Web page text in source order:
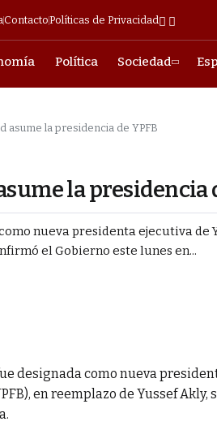
ContactoPolíticas de Privacidad
Política Sociedad
asume la presidencia de YPFB
la presidencia
nueva presidenta ejecutiva de
el Gobierno este lunes en...
designada como nueva
en reemplazo de Yussef